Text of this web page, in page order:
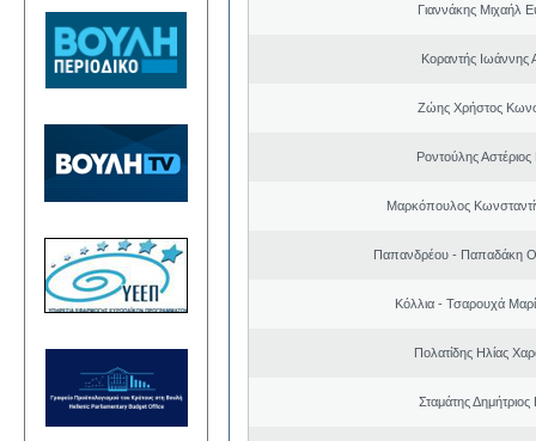
Γιαννάκης Μιχαήλ
Κοραντής Ιωάννης
Ζώης Χρήστος
Ροντούλης
Μαρκόπουλος
Παπανδρέου - Παπαδάκη
Κόλλια - Τσαρουχά
Πολατίδης Ηλίας
Σταμάτης Δημήτριος